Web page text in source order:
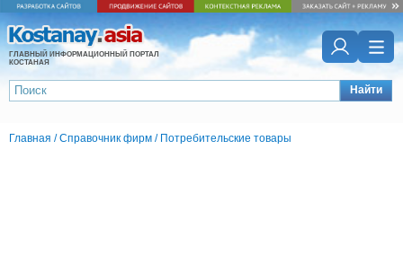
ГЛАВНЫЙ ИНФОРМАЦИОННЫЙ ПОРТАЛ
КОСТАНАЯ
Найти
Главная /Справочник фирм / Потребительские товары